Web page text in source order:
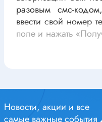
Автомобильная
Электроника для
Промышленная
разовым смс-
ввести свой номер
поле и нажать
придет
необходимо ввести
Новости, акции и все
самые важные события